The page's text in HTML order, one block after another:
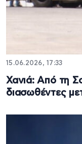
15.06.2026, 17:33
Χανιά: Από τη
διασωθέντες